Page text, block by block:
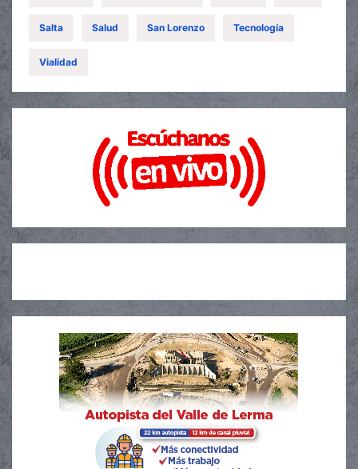
Salta Salud San Lorenzo Tecnología
Vialidad